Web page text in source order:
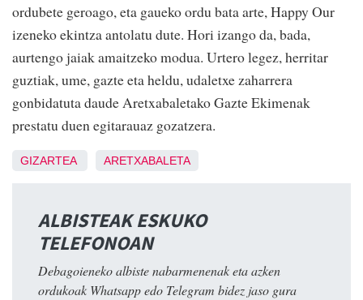
ordubete geroago, eta gaueko ordu bata arte, Happy Our
izeneko ekintza antolatu dute. Hori izango da, bada,
aurtengo jaiak amaitzeko modua. Urtero legez, herritar
guztiak, ume, gazte eta heldu, udaletxe zaharrera
gonbidatuta daude Aretxabaletako Gazte Ekimenak
prestatu duen egitarauaz gozatzera.
GIZARTEA ARETXABALETA
ALBISTEAK ESKUKO
TELEFONOAN
Debagoieneko albiste nabarmenenak eta azken
ordukoak Whatsapp edo Telegram bidez jaso gura